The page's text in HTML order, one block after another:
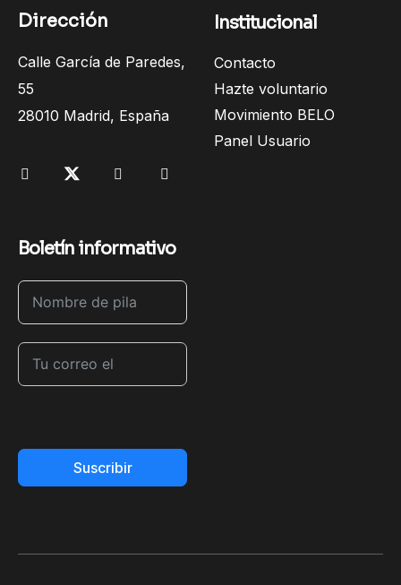
Dirección
Calle García de Paredes,
55
28010 Madrid, España
Institucional
Contacto
Hazte voluntario
Movimiento BELO
Panel Usuario
Boletín informativo
Suscribir